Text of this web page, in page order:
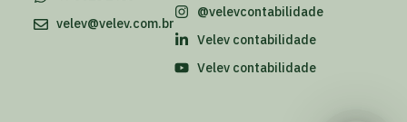
@velevcontabilidade
Velev contabilidade
Velev contabilidade
velev@velev.com.br